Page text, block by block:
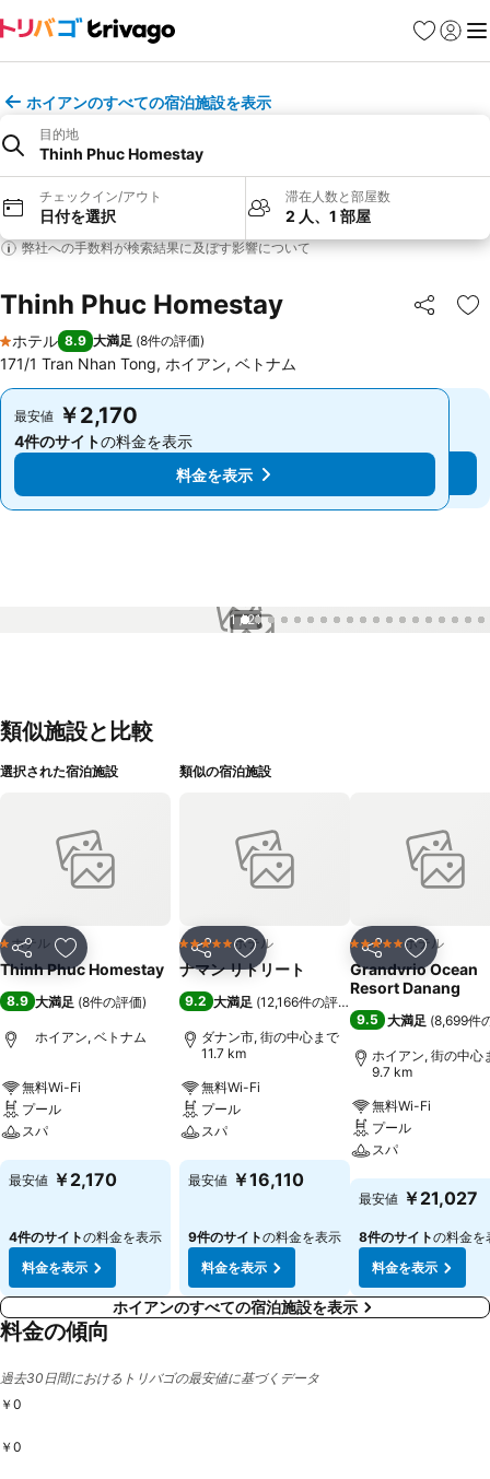
お気に入り
ログイ
メ
ホイアンのすべての宿泊施設を表示
目的地
Thinh Phuc Homestay
チェックイン/アウト
日付を選択
滞在人数と部屋数
2 人、1 部屋
弊社への手数料が検索結果に及ぼす影響について
Thinh Phuc Homestay シェア
お
1 ホテルのランク
ホテル 8.9 大満足 (8件の評価)
171/1 Tran Nhan Tong, ホイアン, ベトナム
最安値 ￥2,170
4件のサイトの料金を表示
料金を表示
最安値 ￥2,170
4件のサイトの料金を表示
料金を表示
1 / 21
類似施設と比較
選択された宿泊施設
シェア お気に入りに追加
1 ホテルのランク
ホテル
Thinh Phuc Homestay
8.9 大満足 (8件の評価)
ホイアン, ベトナム
無料Wi-Fi
プール
スパ
料金を表示
最安値 ￥2,170
4件のサイトの料金を表示
料金を表示
類似の宿泊施設
シェア お気に入りに追加
5 ホテルのランク
ホテル
ナマン リトリート
9.2 大満足 (12,166件の評価
ダナン市, 街の中心まで
11.7 km
無料Wi-Fi
プール
スパ
料金を表示
最安値 ￥16,110
9件のサイトの料金を表示
料金を表示
シェア お気に入
5 ホテルのランク
ホテル
Grandvrio Ocean
Resort Danang
9.5 大満足 (8,699件
ホイアン, 街の中心
9.7 km
無料Wi-Fi
プール
スパ
料金を表示
最安値 ￥21,027
8件のサイトの料金を
料金を表示
ホイアンのすべての宿泊施設を表示
料金の傾向
過去30日間におけるトリバゴの最安値に基づくデータ
￥0
￥0